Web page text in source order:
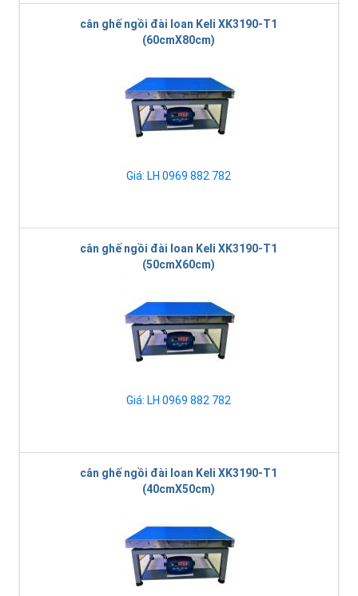
cân ghế ngồi đài loan Keli XK3190-T1
(60cmX80cm)
Giá: LH 0969 882 782
cân ghế ngồi đài loan Keli XK3190-T1
(50cmX60cm)
Giá: LH 0969 882 782
cân ghế ngồi đài loan Keli XK3190-T1
(40cmX50cm)